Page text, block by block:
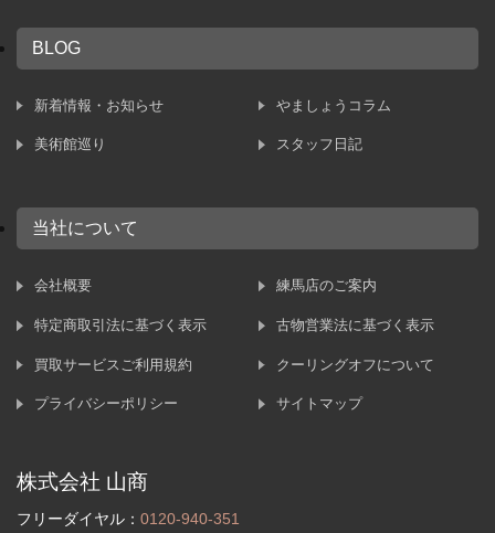
BLOG
新着情報・お知らせ やましょうコラム
美術館巡り スタッフ日記
当社について
会社概要 練馬店のご案内
特定商取引法に基づく表示 古物営業法に基づく表示
買取サービスご利用規約 クーリングオフについて
プライバシーポリシー サイトマップ
株式会社 山商
フリーダイヤル： 0120-940-351